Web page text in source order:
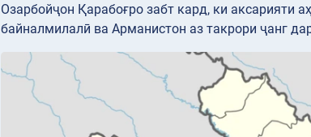
Озарбойҷон Қарабоғро забт кард, ки аксарияти
байналмилалӣ ва Арманистон аз такрори ҷанг